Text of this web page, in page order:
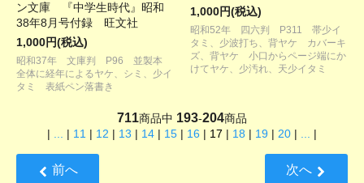
ン文庫 『中学生時代』昭和
38年8月号付録 旺文社
1,000円(税込)
昭和37年 文庫判 P96 並製本
全体に経年によるヤケ、シミ、少イ
タミ 表紙ペン落書き
1,000円(税込)
昭和52年 四六判 P311 帯少イ
タミ、少波打ち、背ヤケ カバーキ
ズ、背ヤケ 小口からページ端にか
けてヤケ、少汚れ、天少イタミ
711商品中 193-204商品
| ... | 11 | 12 | 13 | 14 | 15 | 16 | 17 | 18 | 19 | 20 | ... |
前へ 次へ